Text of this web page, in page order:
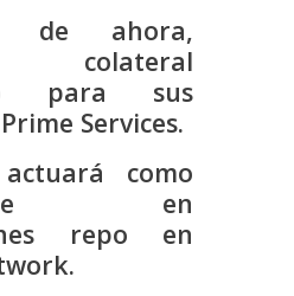
de ahora,
colateral
para sus
Services.
como
en
repo en